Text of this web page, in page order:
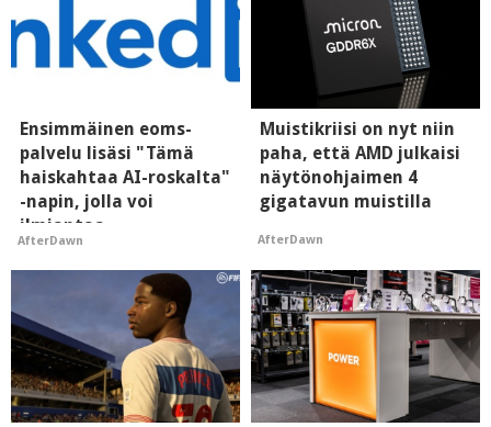
Ensimmäinen eoms-
palvelu lisäsi "Tämä
haiskahtaa AI-roskalta"
-napin, jolla voi
ilmiantaa
tekoälytauhkan
AfterDawn
Muistikriisi on nyt niin
paha, että AMD julkaisi
näytönohjaimen 4
gigatavun muistilla
AfterDawn